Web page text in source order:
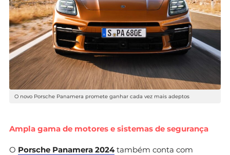
O novo Porsche Panamera promete ganhar cada vez mais adeptos
Ampla gama de motores e sistemas de segurança
O Porsche Panamera 2024também conta com